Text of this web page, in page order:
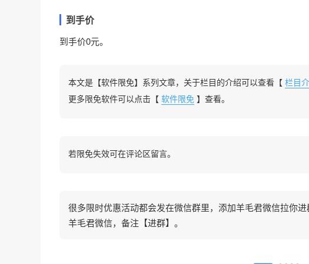
到手价
到手价0元。
本文是【软件限免】系列文章，关于栏目的介绍可以查看【 栏目
更多限免软件可以点击【 软件限免 】查看。
若限免失效可在评论区留言。
很多限时优惠活动都会发在微信群里，添加羊毛君微信拉你
羊毛君微信，备注【进群】。